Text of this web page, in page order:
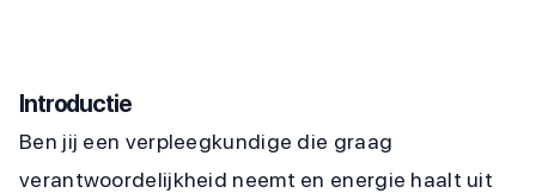
Introductie
Ben jij een verpleegkundige die graag
verantwoordelijkheid neemt en energie haalt uit